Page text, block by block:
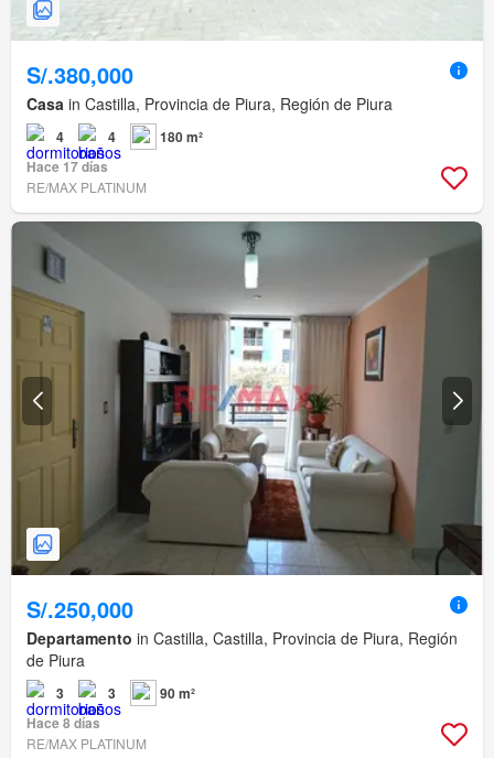
S/.380,000
Casa in Castilla, Provincia de Piura, Región de Piura
4 4
180 m²
Hace 17 días
RE/MAX PLATINUM
S/.250,000
Departamento in Castilla, Castilla, Provincia de Piura, Región
de Piura
3 3
90 m²
Hace 8 días
RE/MAX PLATINUM